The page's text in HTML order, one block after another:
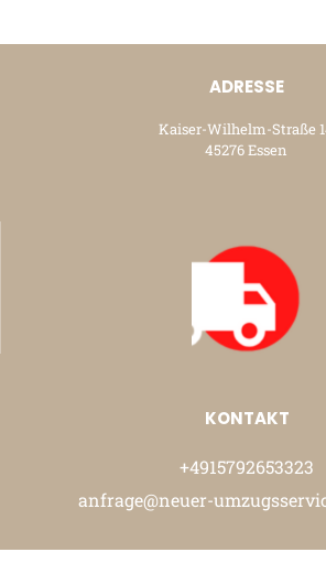
ADRESSE
Kaiser-Wilhelm-Straße
45276 Essen
KONTAKT
+4915792653323
anfrage@neuer-